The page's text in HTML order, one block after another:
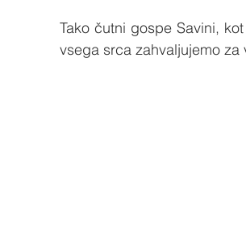
Tako čutni gospe Savini,
vsega srca zahvaljujemo